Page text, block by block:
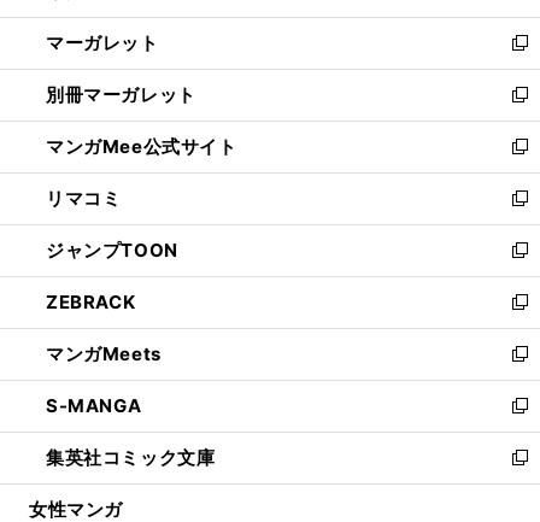
開
く
ウ
で
開
く
ン
ド
ウ
で
開
く
し
い
ウ
ィ
ン
ド
ウ
で
開
く
マーガレット
新
し
い
ウ
ィ
ン
ド
ウ
で
開
く
別冊マーガレット
新
し
い
ウ
ィ
ン
ド
ウ
で
開
く
マンガMee公式サイト
新
し
い
ウ
ィ
ン
ド
ウ
で
開
く
リマコミ
新
し
い
ウ
ィ
ン
ド
ウ
で
開
く
ジャンプTOON
新
し
い
ウ
ィ
ン
ド
ウ
で
開
ZEBRACK
新
し
い
ウ
ィ
ン
ド
ウ
マンガMeets
新
し
い
ウ
ィ
ン
S-MANGA
新
し
い
ウ
集英社コミック文庫
新
し
女性マンガ